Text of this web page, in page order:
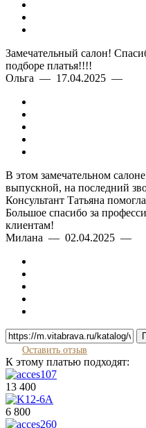
Замечательный салон!
подборе платья!!!!
Ольга — 17.04.2025 —
В этом замечательном
выпускной, на последний
Консультант Татьяна
Большое спасибо за
клиентам!
Милана — 02.04.2025 —
Оставить отзыв
К этому платью подходят:
13 400
6 800